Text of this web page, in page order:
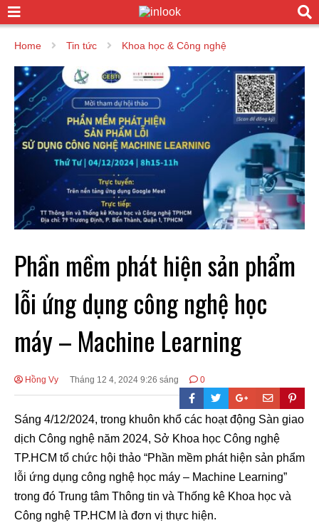
Home Tin tức Khoa học & Công nghệ
Phần mềm phát hiện sản phẩm
lỗi ứng dụng công nghệ học
máy – Machine Learning
Hồng Vy Tháng 12 4, 2024 9:26 sáng 0
Sáng 4/12/2024, trong khuôn khổ các hoạt động Sàn giao
dịch Công nghệ năm 2024, Sở Khoa học Công nghệ
TP.HCM tổ chức hội thảo “Phần mềm phát hiện sản phẩm
lỗi ứng dụng công nghệ học máy – Machine Learning”
trong đó Trung tâm Thông tin và Thống kê Khoa học và
Công nghệ TP.HCM là đơn vị thực hiện.